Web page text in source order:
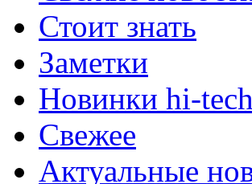
Стоит знать
Заметки
Новинки hi-tech
Свежее
Актуальные